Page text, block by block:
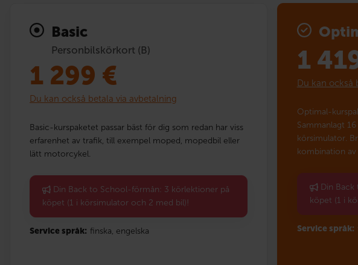
Basic
Personbilskörkort (B)
1 299 €
Du kan också betala via avbetalning
Basic-kurspaketet passar bäst för dig som redan har viss
erfarenhet av trafik, till exempel moped, mopedbil eller
lätt motorcykel.
Din Back to School-förmån: 3 körlektioner på
köpet (1 i körsimulator och 2 med bil)!
Service språk: finska, engelska
1
Du kan också
Optimal-
Sammanlagt
körsimulator.
kombination
Din Back
köpet (1 i
Service språk: